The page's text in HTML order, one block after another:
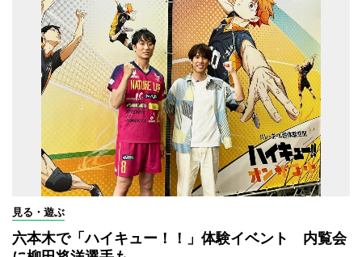
見る・遊ぶ
六本木で「ハイキュー！！」体験イベント 内覧会